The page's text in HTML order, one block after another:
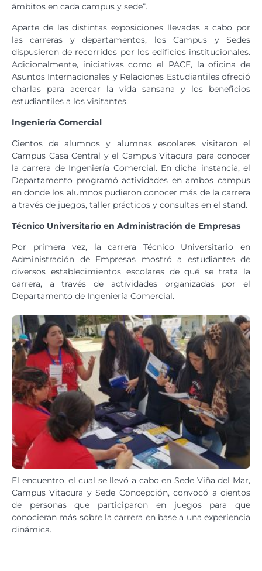
ámbitos en cada campus y sede”.
Aparte de las distintas exposiciones llevadas a cabo por
las carreras y departamentos, los Campus y Sedes
dispusieron de recorridos por los edificios institucionales.
Adicionalmente, iniciativas como el PACE, la oficina de
Asuntos Internacionales y Relaciones Estudiantiles ofreció
charlas para acercar la vida sansana y los beneficios
estudiantiles a los visitantes.
Ingeniería Comercial
Cientos de alumnos y alumnas escolares visitaron el
Campus Casa Central y el Campus Vitacura para conocer
la carrera de Ingeniería Comercial. En dicha instancia, el
Departamento programó actividades en ambos campus
en donde los alumnos pudieron conocer más de la carrera
a través de juegos, taller prácticos y consultas en el stand.
Técnico Universitario en Administración de Empresas
Por primera vez, la carrera Técnico Universitario en
Administración de Empresas mostró a estudiantes de
diversos establecimientos escolares de qué se trata la
carrera, a través de actividades organizadas por el
Departamento de Ingeniería Comercial.
El encuentro, el cual se llevó a cabo en Sede Viña del Mar,
Campus Vitacura y Sede Concepción, convocó a cientos
de personas que participaron en juegos para que
conocieran más sobre la carrera en base a una experiencia
dinámica.